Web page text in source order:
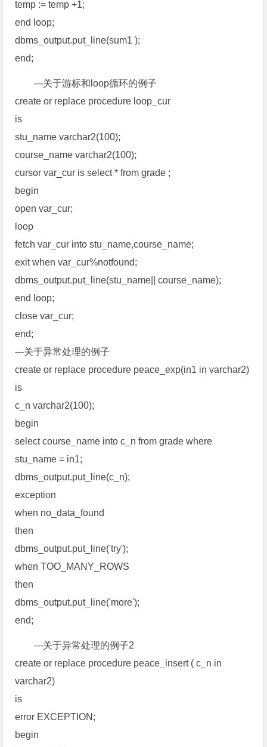
temp := temp +1;
end loop;
dbms_output.put_line(sum1 );
end;
---关于游标和loop循环的例子
create or replace procedure loop_cur
is
stu_name varchar2(100);
course_name varchar2(100);
cursor var_cur is select * from grade ;
begin
open var_cur;
loop
fetch var_cur into stu_name,course_name;
exit when var_cur%notfound;
dbms_output.put_line(stu_name|| course_name);
end loop;
close var_cur;
end;
---关于异常处理的例子
create or replace procedure peace_exp(in1 in varchar2)
is
c_n varchar2(100);
begin
select course_name into c_n from grade where
stu_name = in1;
dbms_output.put_line(c_n);
exception
when no_data_found
then
dbms_output.put_line('try');
when TOO_MANY_ROWS
then
dbms_output.put_line('more');
end;
---关于异常处理的例子2
create or replace procedure peace_insert ( c_n in
varchar2)
is
error EXCEPTION;
begin